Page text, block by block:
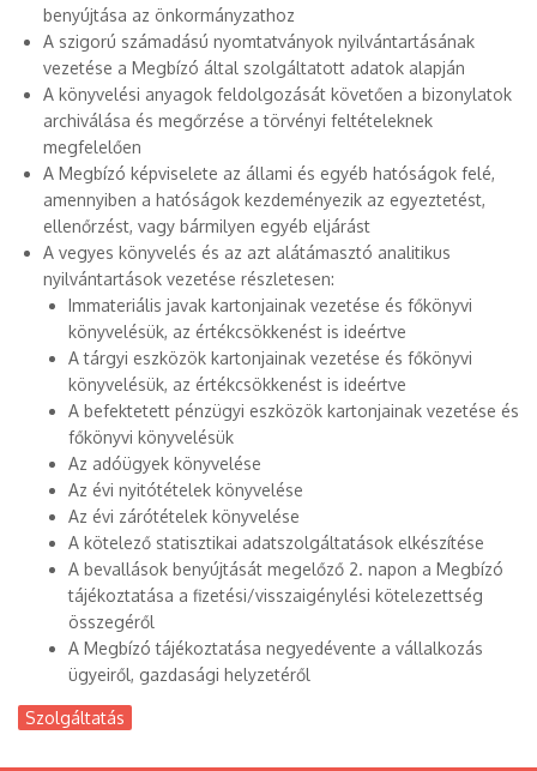
benyújtása az önkormányzathoz
A szigorú számadású nyomtatványok nyilvántartásának
vezetése a Megbízó által szolgáltatott adatok alapján
A könyvelési anyagok feldolgozását követően a bizonylatok
archiválása és megőrzése a törvényi feltételeknek
megfelelően
A Megbízó képviselete az állami és egyéb hatóságok felé,
amennyiben a hatóságok kezdeményezik az egyeztetést,
ellenőrzést, vagy bármilyen egyéb eljárást
A vegyes könyvelés és az azt alátámasztó analitikus
nyilvántartások vezetése részletesen:
Immateriális javak kartonjainak vezetése és főkönyvi
könyvelésük, az értékcsökkenést is ideértve
A tárgyi eszközök kartonjainak vezetése és főkönyvi
könyvelésük, az értékcsökkenést is ideértve
A befektetett pénzügyi eszközök kartonjainak vezetése és
főkönyvi könyvelésük
Az adóügyek könyvelése
Az évi nyitótételek könyvelése
Az évi zárótételek könyvelése
A kötelező statisztikai adatszolgáltatások elkészítése
A bevallások benyújtását megelőző 2. napon a Megbízó
tájékoztatása a fizetési/visszaigénylési kötelezettség
összegéről
A Megbízó tájékoztatása negyedévente a vállalkozás
ügyeiről, gazdasági helyzetéről
Szolgáltatás